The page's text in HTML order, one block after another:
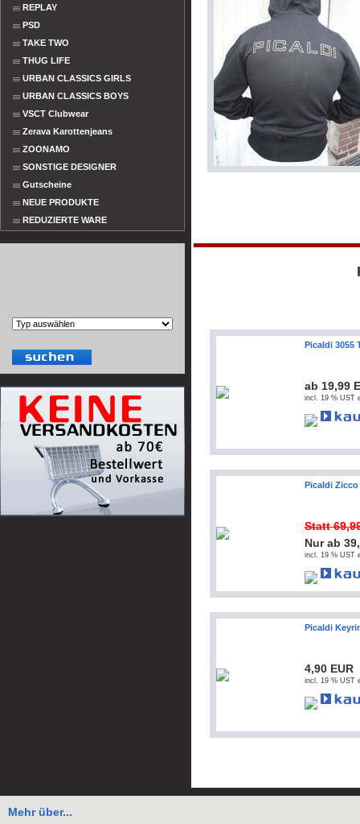
REPLAY
PSD
TAKE TWO
THUG LIFE
URBAN CLASSICS GIRLS
URBAN CLASSICS BOYS
VSCT Clubwear
Zerava Karottenjeans
ZOONAMO
SONSTIGE DESIGNER
Gutscheine
NEUE PRODUKTE
REDUZIERTE WARE
Picaldi 3055
ab 19,99
incl. 19 % UST
Picaldi Zicco
Statt
Nur ab
incl. 19 % UST
Picaldi
4,90 EUR
incl. 19 % UST
Mehr über...